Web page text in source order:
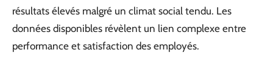
résultats élevés malgré un climat social tendu. Les
données disponibles révèlent un lien complexe entre
performance et satisfaction des employés.